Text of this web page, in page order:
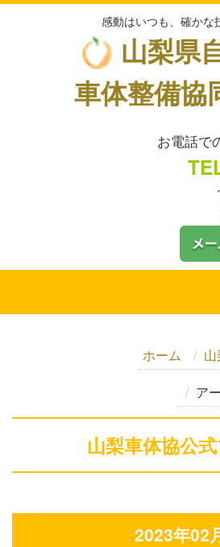
感動はいつも、確かな
山梨県
車体整備協
お電話で
ホーム
ア
山梨車体協公
2023年02